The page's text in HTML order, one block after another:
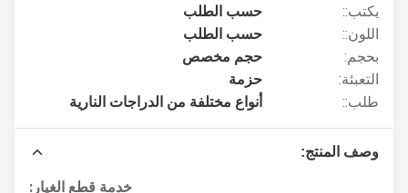
يكتب::
حسب الطلب
اللون::
حسب الطلب
بحجم:
حجم مخصص
التعبئة:
حزمة
طلب::
أنواع مختلفة من الدراجات النارية
وصف المنتج:
خدمة قطع الغيار: